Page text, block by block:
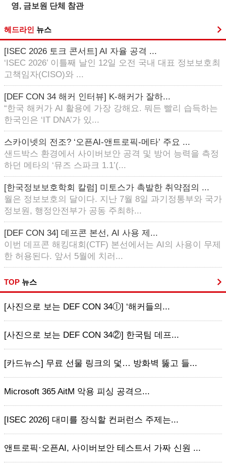
영, 금보원 단체 참관
헤드라인 뉴스
[ISEC 2026 토크 콘서트] AI 자율 공격 ...
‘ISEC 2026’ 이틀째 날인 12일 오전 국내 대표 정보보호최
고책임자(CISO)와 ...
[DEF CON 34 해커 인터뷰] K-해커가 잘하...
“한국 해커가 AI 활용에 가장 강해요. 뭐든 빨리 습득하는
한국인은 ‘IT DNA’가 있...
스카이넷의 전조? ‘오픈AI-앤트로픽-메타’ 주요 ...
샌드박스 환경에서 사이버보안 공격 및 방어 능력을 측정
하던 메타의 ‘뮤즈 스파크 1.1’(...
[한국정보보호학회 칼럼] 미토스가 촉발한 취약점의 ...
월은 정보보호의 달이다. 지난 7월 8일 과기정통부와 국가
정보원, 행정안전부가 공동 주최하...
[DEF CON 34] 데프콘 본선, AI 사용 제...
이번 데프콘 해킹대회(CTF) 본선에서는 AI의 사용이 무제
한 허용된다. 앞서 5월에 치러...
TOP 뉴스
[사진으로 보는 DEF CON 34ⓛ] ‘해커들의...
[사진으로 보는 DEF CON 34②] 한국팀 데프...
[카드뉴스] 무료 선물 링크의 덫… 방화벽 뚫고 들...
Microsoft 365 AitM 악용 피싱 공격으...
[ISEC 2026] 대미를 장식할 컨퍼런스 주제는...
앤트로픽·오픈AI, 사이버보안 테스트서 가짜 신원 ...